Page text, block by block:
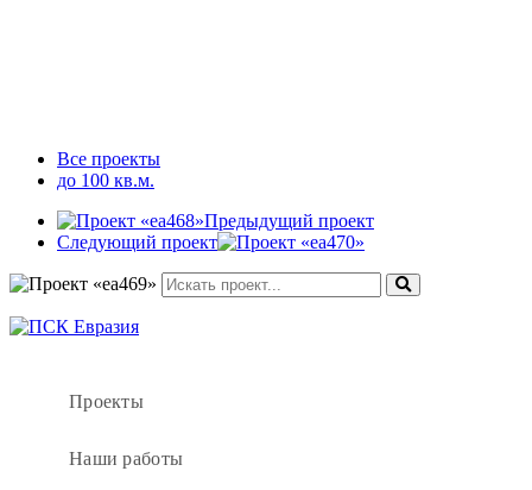
Все проекты
до 100 кв.м.
Предыдущий проект
Следующий проект
Проекты
Наши работы